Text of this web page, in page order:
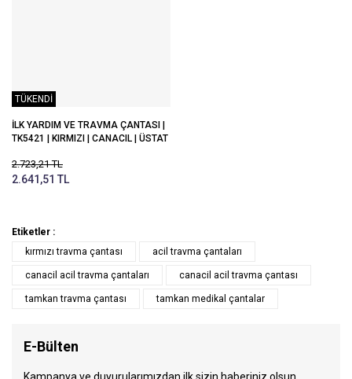
TÜKENDİ
İLK YARDIM VE TRAVMA ÇANTASI |
TK5421 | KIRMIZI | CANACIL | ÜSTAT
2.723,21 TL
2.641,51 TL
Etiketler :
kırmızı travma çantası
acil travma çantaları
canacil acil travma çantaları canacil acil travma çantası
tamkan travma çantası tamkan medikal çantalar
E-Bülten